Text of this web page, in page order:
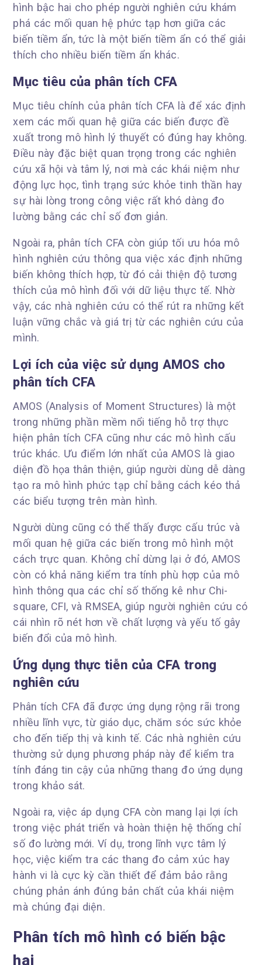
hình bậc hai cho phép người nghiên cứu khám
phá các mối quan hệ phức tạp hơn giữa các
biến tiềm ẩn, tức là một biến tiềm ẩn có thể giải
thích cho nhiều biến tiềm ẩn khác.
Mục tiêu của phân tích CFA
Mục tiêu chính của phân tích CFA là để xác định
xem các mối quan hệ giữa các biến được đề
xuất trong mô hình lý thuyết có đúng hay không.
Điều này đặc biệt quan trọng trong các nghiên
cứu xã hội và tâm lý, nơi mà các khái niệm như
động lực học, tình trạng sức khỏe tinh thần hay
sự hài lòng trong công việc rất khó dàng đo
lường bằng các chỉ số đơn giản.
Ngoài ra, phân tích CFA còn giúp tối ưu hóa mô
hình nghiên cứu thông qua việc xác định những
biến không thích hợp, từ đó cải thiện độ tương
thích của mô hình đối với dữ liệu thực tế. Nhờ
vậy, các nhà nghiên cứu có thể rút ra những kết
luận vững chắc và giá trị từ các nghiên cứu của
mình.
Lợi ích của việc sử dụng AMOS cho
phân tích CFA
AMOS (Analysis of Moment Structures) là một
trong những phần mềm nổi tiếng hỗ trợ thực
hiện phân tích CFA cũng như các mô hình cấu
trúc khác. Ưu điểm lớn nhất của AMOS là giao
diện đồ họa thân thiện, giúp người dùng dễ dàng
tạo ra mô hình phức tạp chỉ bằng cách kéo thả
các biểu tượng trên màn hình.
Người dùng cũng có thể thấy được cấu trúc và
mối quan hệ giữa các biến trong mô hình một
cách trực quan. Không chỉ dừng lại ở đó, AMOS
còn có khả năng kiểm tra tính phù hợp của mô
hình thông qua các chỉ số thống kê như Chi-
square, CFI, và RMSEA, giúp người nghiên cứu có
cái nhìn rõ nét hơn về chất lượng và yếu tố gây
biến đổi của mô hình.
Ứng dụng thực tiễn của CFA trong
nghiên cứu
Phân tích CFA đã được ứng dụng rộng rãi trong
nhiều lĩnh vực, từ giáo dục, chăm sóc sức khỏe
cho đến tiếp thị và kinh tế. Các nhà nghiên cứu
thường sử dụng phương pháp này để kiểm tra
tính đáng tin cậy của những thang đo ứng dụng
trong khảo sát.
Ngoài ra, việc áp dụng CFA còn mang lại lợi ích
trong việc phát triển và hoàn thiện hệ thống chỉ
số đo lường mới. Ví dụ, trong lĩnh vực tâm lý
học, việc kiểm tra các thang đo cảm xúc hay
hành vi là cực kỳ cần thiết để đảm bảo rằng
chúng phản ánh đúng bản chất của khái niệm
mà chúng đại diện.
Phân tích mô hình có biến bậc
hai